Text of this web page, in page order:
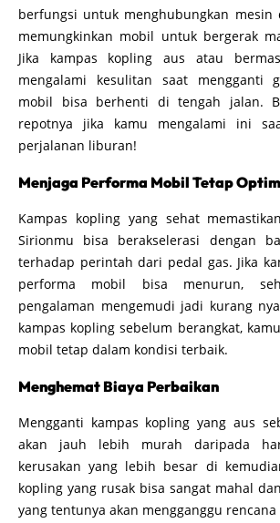
berfungsi untuk menghubungkan mesin
memungkinkan mobil untuk bergerak
Jika kampas kopling aus atau
mengalami kesulitan saat mengganti
mobil bisa berhenti di tengah jalan.
repotnya jika kamu mengalami ini
perjalanan liburan!
Menjaga Performa Mobil Tetap
Kampas kopling yang sehat
Sirionmu bisa berakselerasi dengan
terhadap perintah dari pedal gas. Jika
performa mobil bisa menurun,
pengalaman mengemudi jadi kurang
kampas kopling sebelum berangkat,
mobil tetap dalam kondisi terbaik.
Menghemat Biaya Perbaikan
Mengganti kampas kopling yang aus
akan jauh lebih murah daripada
kerusakan yang lebih besar di
kopling yang rusak bisa sangat mahal
yang tentunya akan mengganggu